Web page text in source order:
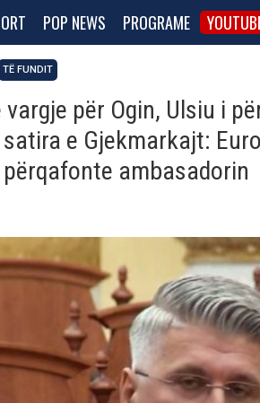
POP NEWS PROGRAME
TË FUNDIT
vargje për Ogin, Ulsiu i
satira e Gjekmarkajt:
ambasadorin